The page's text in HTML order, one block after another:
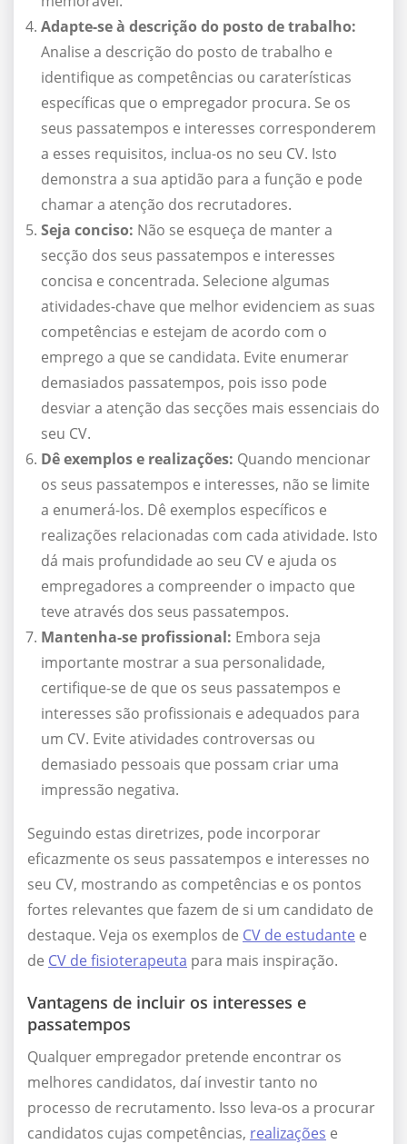
Adapte-se à descrição do posto de trabalho:
Analise a descrição do posto de trabalho e
identifique as competências ou caraterísticas
específicas que o empregador procura. Se os
seus passatempos e interesses corresponderem
a esses requisitos, inclua-os no seu CV. Isto
demonstra a sua aptidão para a função e pode
chamar a atenção dos recrutadores.
Seja conciso: Não se esqueça de manter a
secção dos seus passatempos e interesses
concisa e concentrada. Selecione algumas
atividades-chave que melhor evidenciem as suas
competências e estejam de acordo com o
emprego a que se candidata. Evite enumerar
demasiados passatempos, pois isso pode
desviar a atenção das secções mais essenciais do
seu CV.
Dê exemplos e realizações: Quando mencionar
os seus passatempos e interesses, não se limite
a enumerá-los. Dê exemplos específicos e
realizações relacionadas com cada atividade. Isto
dá mais profundidade ao seu CV e ajuda os
empregadores a compreender o impacto que
teve através dos seus passatempos.
Mantenha-se profissional: Embora seja
importante mostrar a sua personalidade,
certifique-se de que os seus passatempos e
interesses são profissionais e adequados para
um CV. Evite atividades controversas ou
demasiado pessoais que possam criar uma
impressão negativa.
Seguindo estas diretrizes, pode incorporar
eficazmente os seus passatempos e interesses no
seu CV, mostrando as competências e os pontos
fortes relevantes que fazem de si um candidato de
destaque. Veja os exemplos de CV de estudante e
de CV de fisioterapeuta para mais inspiração.
Vantagens de incluir os interesses e
passatempos
Qualquer empregador pretende encontrar os
melhores candidatos, daí investir tanto no
processo de recrutamento. Isso leva-os a procurar
candidatos cujas competências, realizações e